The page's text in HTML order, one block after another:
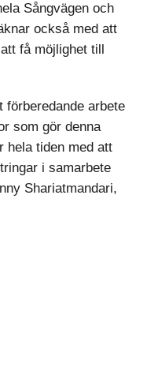
Sångvägen och
också med att
få möjlighet till
arbete
som gör denna
hela tiden med att
i samarbete
Shariatmandari,